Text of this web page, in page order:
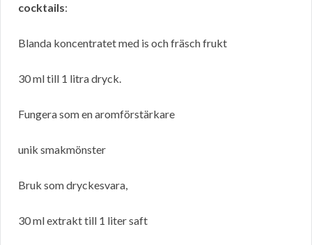
cocktails:
Blanda koncentratet med is och fräsch frukt
30 ml till 1 litra dryck.
Fungera som en aromförstärkare
unik smakmönster
Bruk som dryckesvara,
30 ml extrakt till 1 liter saft